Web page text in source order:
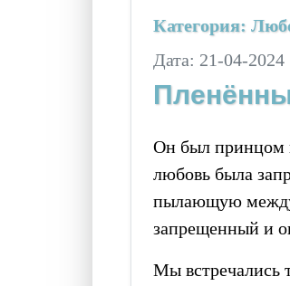
Категория:
Дата: 21-04-
Он был принцом
любовь была
пылающую между
запрещенный и
Мы встречались